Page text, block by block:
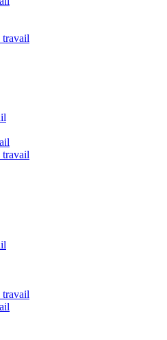
travail
travail
travail